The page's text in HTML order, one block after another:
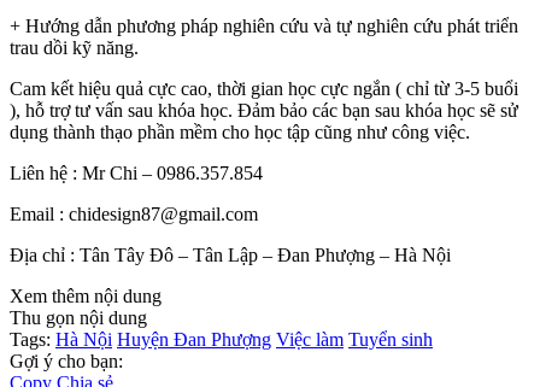
+ Hướng dẫn phương pháp nghiên cứu và tự nghiên cứu phát triển
trau dồi kỹ năng.
Cam kết hiệu quả cực cao, thời gian học cực ngắn ( chỉ từ 3-5 buổi
), hỗ trợ tư vấn sau khóa học. Đảm bảo các bạn sau khóa học sẽ sử
dụng thành thạo phần mềm cho học tập cũng như công việc.
Liên hệ : Mr Chi – 0986.357.854
Email : chidesign87@gmail.com
Địa chỉ : Tân Tây Đô – Tân Lập – Đan Phượng – Hà Nội
Xem thêm nội dung
Thu gọn nội dung
Tags: Hà Nội Huyện Đan Phượng Việc làm Tuyển sinh
Gợi ý cho bạn:
Copy Chia sẻ